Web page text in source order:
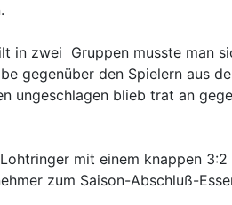
in zwei Gruppen musste man
gegenüber den Spielern aus
ungeschlagen blieb trat an
mit einem knappen
zum Saison-Abschluß-